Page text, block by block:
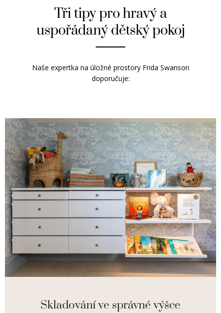
Tři tipy pro hravý a
uspořádaný dětský pokoj
Naše expertka na úložné prostoryFrida Swanson
doporučuje:
Skladování ve správné výšce